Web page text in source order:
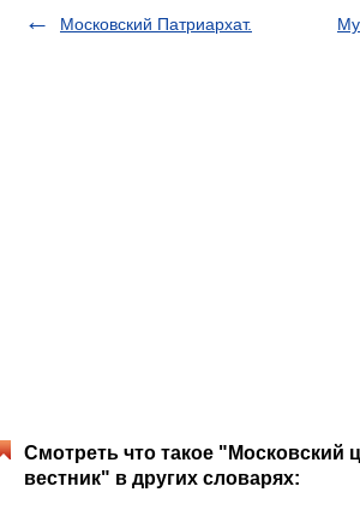
Московский Патриархат.
Смотреть что такое "Московский
вестник" в других словарях: